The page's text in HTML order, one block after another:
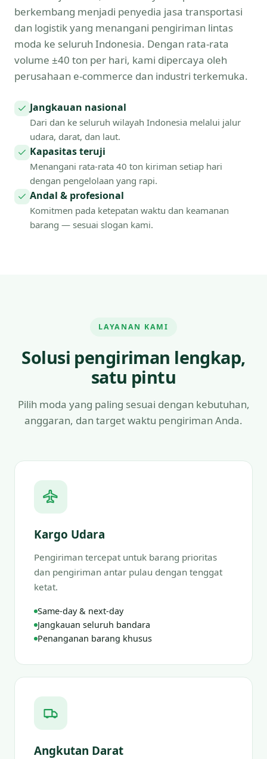
berkembang menjadi penyedia jasa transportasi
dan logistik yang menangani pengiriman lintas
moda ke seluruh Indonesia. Dengan rata-rata
volume ±40 ton per hari, kami dipercaya oleh
perusahaan e-commerce dan industri terkemuka.
Jangkauan nasional
Dari dan ke seluruh wilayah Indonesia melalui jalur
udara, darat, dan laut.
Kapasitas teruji
Menangani rata-rata 40 ton kiriman setiap hari
dengan pengelolaan yang rapi.
Andal & profesional
Komitmen pada ketepatan waktu dan keamanan
barang — sesuai slogan kami.
LAYANAN KAMI
Solusi pengiriman lengkap,
satu pintu
Pilih moda yang paling sesuai dengan kebutuhan,
anggaran, dan target waktu pengiriman Anda.
Kargo Udara
Pengiriman tercepat untuk barang prioritas
dan pengiriman antar pulau dengan tenggat
ketat.
Same-day & next-day
Jangkauan seluruh bandara
Penanganan barang khusus
Angkutan Darat